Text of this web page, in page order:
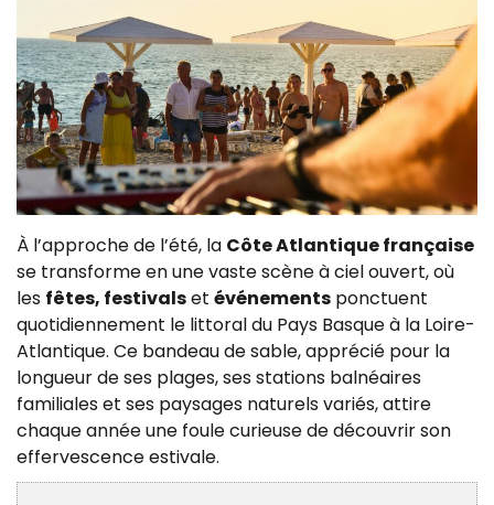
À l’approche de l’été, la Côte Atlantique française
se transforme en une vaste scène à ciel ouvert, où
les fêtes, festivalset événements ponctuent
quotidiennement le littoral du Pays Basque à la Loire-
Atlantique. Ce bandeau de sable, apprécié pour la
longueur de ses plages, ses stations balnéaires
familiales et ses paysages naturels variés, attire
chaque année une foule curieuse de découvrir son
effervescence estivale.